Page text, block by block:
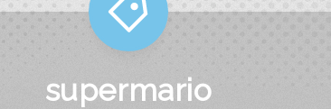
supermario